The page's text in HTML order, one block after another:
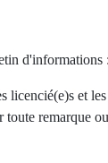
d'informations :
licencié(e)s et
remarque